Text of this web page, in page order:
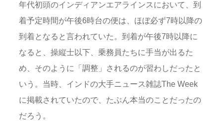
年代初頭のインディアンエアラインスにおいて、到
着予定時間が午後6時台の便は、ほぼ必ず7時以降の
到着となると言われていた。到着が午後7時以降に
なると、操縦士以下、乗務員たちに手当が出るた
め、そのように「調整」されるのが習わしだったと
いう。当時、インドの大手ニュース雑誌The Week
に掲載されていたので、たぶん本当のことだったの
だろう。